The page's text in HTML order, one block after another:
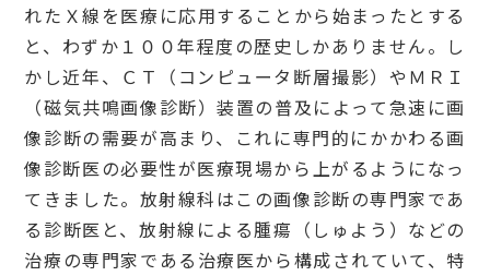
れたＸ線を医療に応用することから始まったとする
と、わずか１００年程度の歴史しかありません。し
かし近年、ＣＴ（コンピュータ断層撮影）やＭＲＩ
（磁気共鳴画像診断）装置の普及によって急速に画
像診断の需要が高まり、これに専門的にかかわる画
像診断医の必要性が医療現場から上がるようになっ
てきました。放射線科はこの画像診断の専門家であ
る診断医と、放射線による腫瘍（しゅよう）などの
治療の専門家である治療医から構成されていて、特